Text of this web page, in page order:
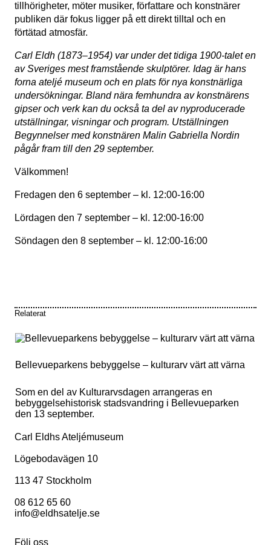
tillhörigheter, möter musiker, författare och konstnärer
publiken där fokus ligger på ett direkt tilltal och en
förtätad atmosfär.
Carl Eldh (1873–1954) var under det tidiga 1900-talet en
av Sveriges mest framstående skulptörer. Idag är hans
forna ateljé museum och en plats för nya konstnärliga
undersökningar. Bland nära femhundra av konstnärens
gipser och verk kan du också ta del av nyproducerade
utställningar, visningar och program. Utställningen
Begynnelser med konstnären Malin Gabriella Nordin
pågår fram till den 29 september.
Välkommen!
Fredagen den 6 september – kl. 12:00-16:00
Lördagen den 7 september – kl. 12:00-16:00
Söndagen den 8 september – kl. 12:00-16:00
Relaterat
Bellevueparkens bebyggelse – kulturarv värt att värna
Som en del av Kulturarvsdagen arrangeras en
bebyggelsehistorisk stadsvandring i Bellevueparken
den 13 september.
Carl Eldhs Ateljémuseum
Lögebodavägen 10
113 47 Stockholm
08 612 65 60
info@eldhsatelje.se
Följ oss
hemsidan
används.
Upplevelse
För att vår
hemsida ska
prestera så
bra som
möjligt
under ditt
besök. Om
du nekar de
här kakorna
kommer viss
funktionalitet
från
chansen att få se
anpassat
erbjudanden.